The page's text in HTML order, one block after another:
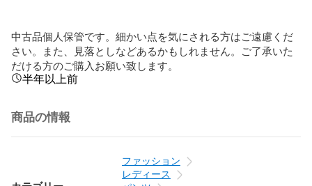
中古品個人保管です。細かい点を気にされる方はご遠慮くだ
さい。また、見落としなどあるかもしれません。ご了承いた
だける方のご購入お願い致します。
半年以上前
商品の情報
ファッション
レディース